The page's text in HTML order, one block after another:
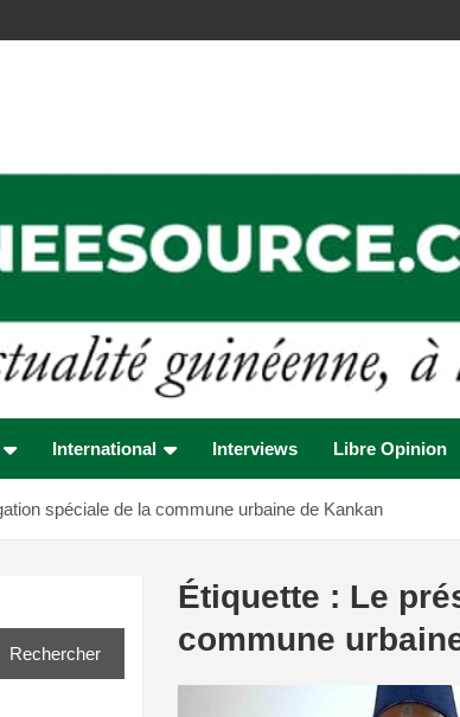
International Interviews Libre Opinion
spéciale de la commune urbaine de Kankan
Étiquette : Le
commune
Rechercher